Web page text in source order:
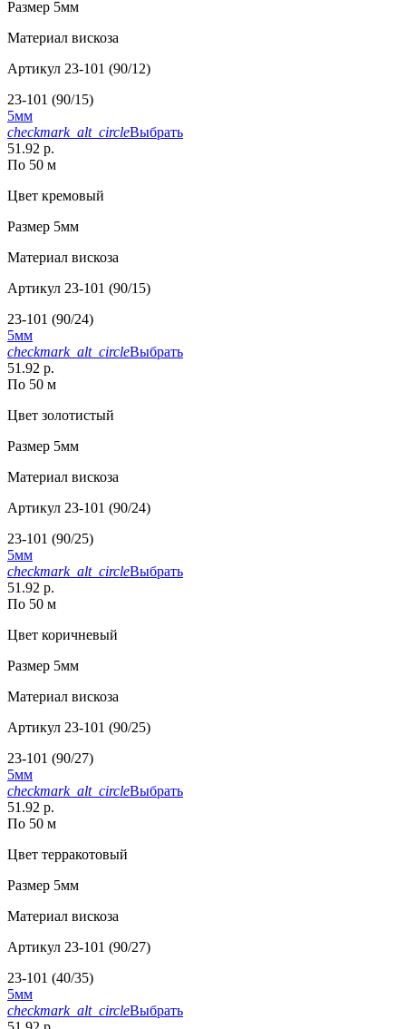
Размер 5мм
Материал вискоза
Артикул 23-101 (90/12)
23-101 (90/15)
5мм
checkmark_alt_circleВыбрать
51.92 р.
По 50 м
Цвет кремовый
Размер 5мм
Материал вискоза
Артикул 23-101 (90/15)
23-101 (90/24)
5мм
checkmark_alt_circleВыбрать
51.92 р.
По 50 м
Цвет золотистый
Размер 5мм
Материал вискоза
Артикул 23-101 (90/24)
23-101 (90/25)
5мм
checkmark_alt_circleВыбрать
51.92 р.
По 50 м
Цвет коричневый
Размер 5мм
Материал вискоза
Артикул 23-101 (90/25)
23-101 (90/27)
5мм
checkmark_alt_circleВыбрать
51.92 р.
По 50 м
Цвет терракотовый
Размер 5мм
Материал вискоза
Артикул 23-101 (90/27)
23-101 (40/35)
5мм
checkmark_alt_circleВыбрать